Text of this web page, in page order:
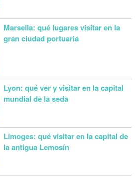
Marsella: qué lugares visitar en la
gran ciudad portuaria
Lyon: qué ver y visitar en la capital
mundial de la seda
Limoges: qué visitar en la capital de
la antigua Lemosín